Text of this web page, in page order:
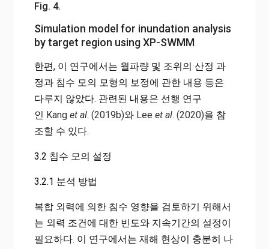
Fig. 4.
Simulation model for inundation analysis
by target region using XP-SWMM
한편, 이 연구에서는 월파량 및 조위의 산정 과
정과 침수 모의 모형의 보정에 관한 내용 등은
다루지 않았다. 관련된 내용은 선행 연구
인 Kang et al. (2019b)와 Lee et al. (2020)을 참
조할 수 있다.
3.2 침수 모의 설정
3.2.1 분석 방법
복합 외력에 의한 침수 영향을 검토하기 위해서
는 외력 조건에 대한 빈도와 지속기간의 설정이
필요하다. 이 연구에서는 재해 현상이 충분히 나